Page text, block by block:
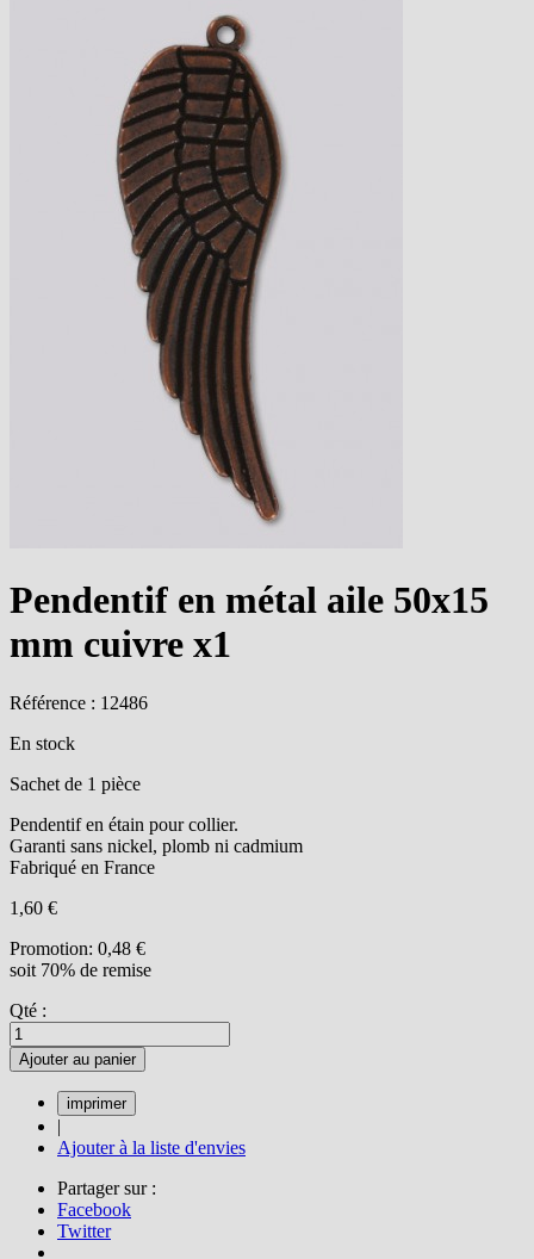
Pendentif en métal aile 50x15
mm cuivre x1
Référence : 12486
En stock
Sachet de 1 pièce
Pendentif en étain pour collier.
Garanti sans nickel, plomb ni cadmium
Fabriqué en France
1,60 €
Promotion: 0,48 €
soit 70% de remise
Qté :
Ajouter au panier
|
Ajouter à la liste d'envies
Partager sur :
Facebook
Twitter